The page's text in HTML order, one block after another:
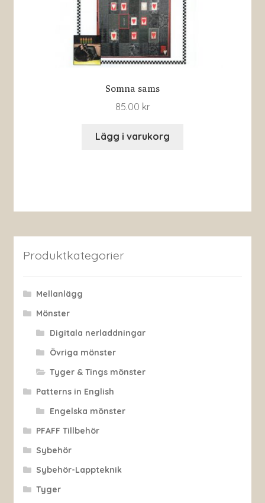
Somna sams
85.00 kr
Lägg i varukorg
Produktkategorier
Mellanlägg
Mönster
Digitala nerladdningar
Övriga mönster
Tyger & Tings mönster
Patterns in English
Engelska mönster
PFAFF Tillbehör
Sybehör
Sybehör-Lappteknik
Tyger